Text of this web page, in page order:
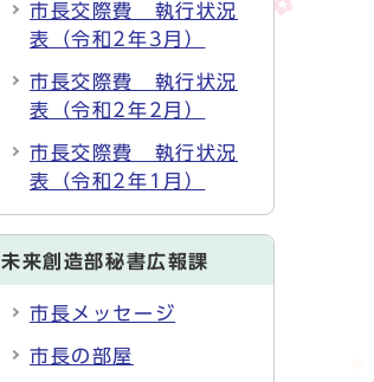
市長交際費 執行状況
表（令和2年3月）
市長交際費 執行状況
表（令和2年2月）
市長交際費 執行状況
表（令和2年1月）
未来創造部秘書広報課
市長メッセージ
市長の部屋